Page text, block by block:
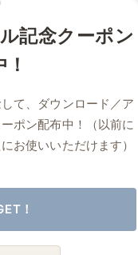
記念クーポン
て、ダウンロード／ア
ポン配布中！（以前に
お使いいただけます）
！